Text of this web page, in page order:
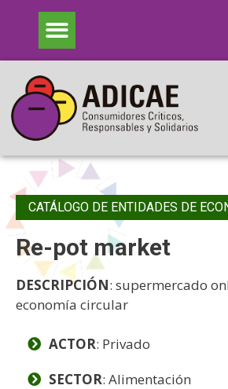
CATÁLOGO DE ENTIDADES DE
Re-pot market
DESCRIPCIÓN: supermercado
economía circular
ACTOR: Privado
SECTOR: Alimentación